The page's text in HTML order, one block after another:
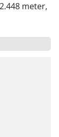
meter,